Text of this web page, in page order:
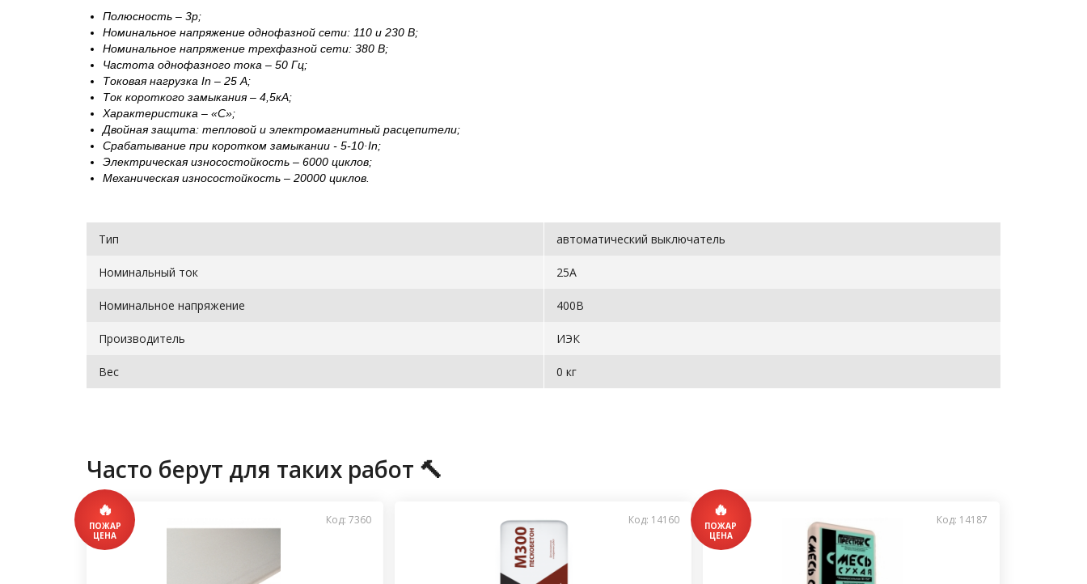
Полюсность – 3р;
Номинальное напряжение однофазной сети: 110 и 230 В;
Номинальное напряжение трехфазной сети: 380 В;
Частота однофазного тока – 50 Гц;
Токовая нагрузка In – 25 А;
Ток короткого замыкания – 4,5кА;
Характеристика – «С»;
Двойная защита: тепловой и электромагнитный расцепители;
Срабатывание при коротком замыкании - 5-10·In;
Электрическая износостойкость – 6000 циклов;
Механическая износостойкость – 20000 циклов.
Тип автоматический выключатель
Номинальный ток 25А
Номинальное напряжение 400В
Производитель ИЭК
Вес 0 кг
Часто берут для таких работ 🔨
Код: 7360 Код: 14160 Код: 14187